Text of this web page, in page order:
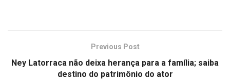
Previous Post
Ney Latorraca não deixa herança para a família; saiba
destino do patrimônio do ator